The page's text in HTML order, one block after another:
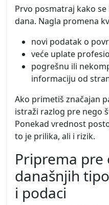
Prvo posmatraj kako
dana. Nagla promena
novi podatak o
veće uplate
pogrešnu ili
informaciju od
Ako primetiš značajan
istraži razlog pre nego
Ponekad vrednost
to je prilika, ali i rizik.
Priprema pre
današnjih
i podaci